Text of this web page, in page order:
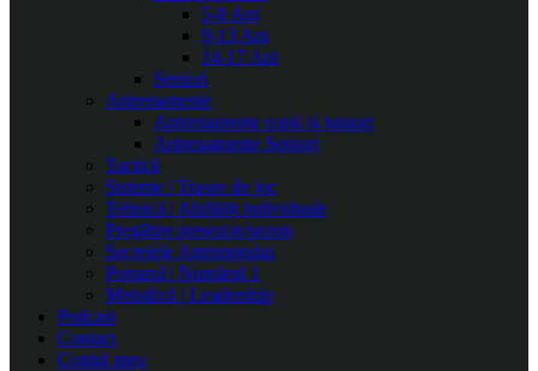
5-8 Ani
9-13 Ani
14-17 Ani
Seniori
Antrenamente
Antrenamente copii și juniori
Antrenamente Seniori
Tactică
Sisteme | Trasee de joc
Tehnică | Abilități individuale
Pregătire presezon/sezon
Secretele Antrenorului
Portarul | Numărul 1
Metodică | Leadership
Podcast
Contact
Contul meu